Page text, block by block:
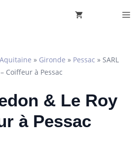
» Gironde » Pessac » SARL
Coiffeur à Pessac
& Le Roy
à Pessac